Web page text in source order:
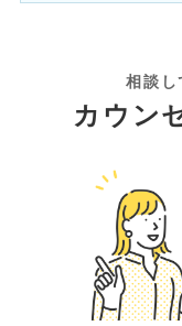
相談
カウン